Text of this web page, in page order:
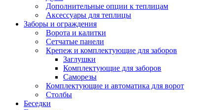
Дополнительные опции к теплицам
Аксессуары для теплицы
Заборы и ограждения
Ворота и калитки
Сетчатые панели
Крепеж и комплектующие для заборов
Заглушки
Комплектующие для заборов
Саморезы
Комплектующие и автоматика для ворот
Столбы
Беседки